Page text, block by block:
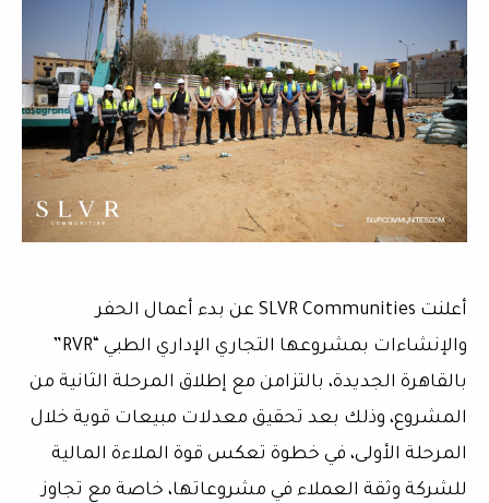
أعلنت SLVR Communities عن بدء أعمال الحفر
والإنشاءات بمشروعها التجاري الإداري الطبي “RVR”
بالقاهرة الجديدة، بالتزامن مع إطلاق المرحلة الثانية من
المشروع، وذلك بعد تحقيق معدلات مبيعات قوية خلال
المرحلة الأولى، في خطوة تعكس قوة الملاءة المالية
للشركة وثقة العملاء في مشروعاتها، خاصة مع تجاوز